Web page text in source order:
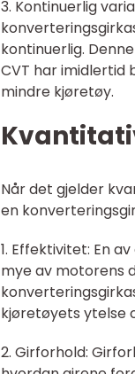
3. Kontinuerlig
kontinuerlig.
CVT har imidlertid
mindre kjøretøy.
Når det gjelder
en
1. Effektivitet: En
mye av motorens
kjøretøyets ytelse
2. Girforhold: